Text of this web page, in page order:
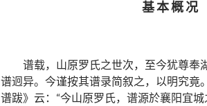
基 本 概 况
谱载，山原罗氏之世次，至今犹尊奉
谱迥异。今谨按其谱录简叙之，以明究竟
谱跋》云：“今山原罗氏，谱源於襄阳宜